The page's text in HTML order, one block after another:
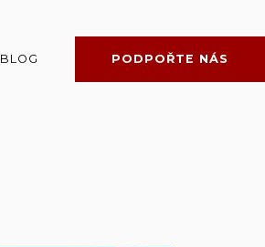
BLOG PODPOŘTE NÁS